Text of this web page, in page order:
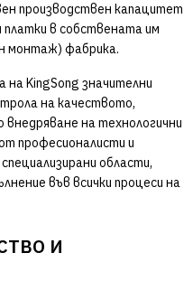
производствен капацитет
платки в собствената им
монтаж) фабрика.
на KingSong значителни
на качеството,
на технологични
професионалисти и
области,
във всички процеси на
И